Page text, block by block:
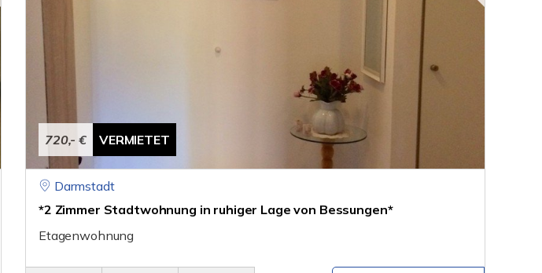
720,- € VERMIETET
Darmstadt
*2 Zimmer Stadtwohnung in ruhiger Lage von Bessungen*
Etagenwohnung